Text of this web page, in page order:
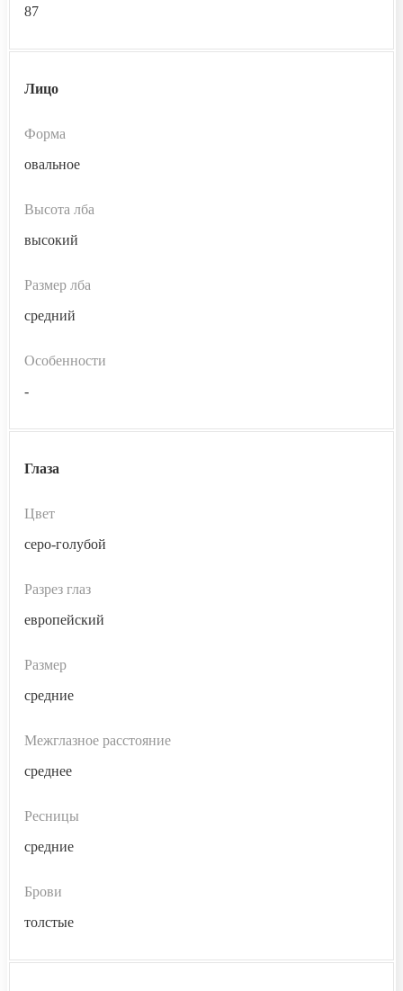
87
Лицо
Форма
овальное
Высота лба
высокий
Размер лба
средний
Особенности
-
Глаза
Цвет
серо-голубой
Разрез глаз
европейский
Размер
средние
Межглазное расстояние
среднее
Ресницы
средние
Брови
толстые